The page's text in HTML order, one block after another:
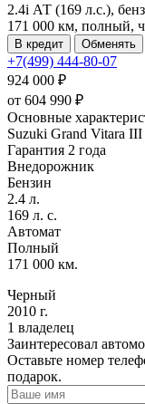
2.4i АТ (169 л.с.),
171 000 км, полный,
В кредит Обменять
+7(499) 444-80-07
924 000 ₽
от 604 990 ₽
Основные
Suzuki Grand Vitara III
Гарантия 2 года
Внедорожник
Бензин
2.4 л.
169 л. с.
Автомат
Полный
171 000 км.
Черный
2010 г.
1 владелец
Заинтересовал
Оставьте номер
подарок.